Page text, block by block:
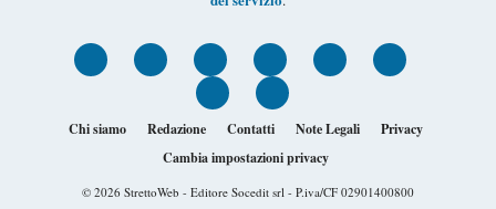
Chi siamo Redazione Contatti Note Legali
Privacy
Cambia impostazioni privacy
© 2026 StrettoWeb - Editore Socedit srl - P.iva/CF 02901400800